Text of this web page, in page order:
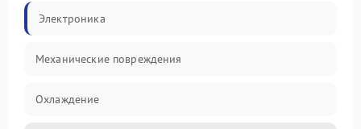
Электроника
Механические повреждения
Охлаждение